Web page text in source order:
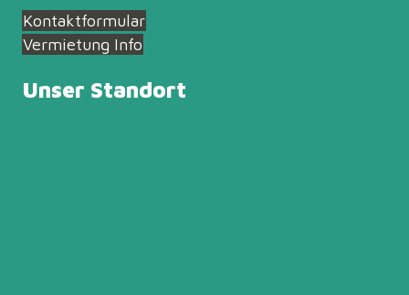
Kontaktformular
Vermietung Info
Unser Standort